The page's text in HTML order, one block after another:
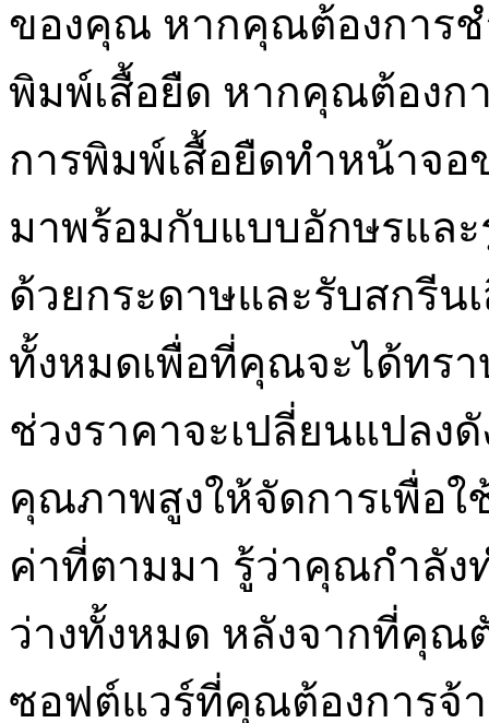
ของคุณ หากคุณต้องการช
พิมพ์เสื้อยืด หากคุณต้องก
การพิมพ์เสื้อยืดทำหน้าจ
มาพร้อมกับแบบอักษรแล
ด้วยกระดาษและรับสกรีน
ทั้งหมดเพื่อที่คุณจะได้ทร
ช่วงราคาจะเปลี่ยนแปล
คุณภาพสูงให้จัดการเพื่อใ
ค่าที่ตามมา รู้ว่าคุณกำลัง
ว่างทั้งหมด หลังจากที่คุณ
ซอฟต์แวร์ที่คุณต้องการจ้